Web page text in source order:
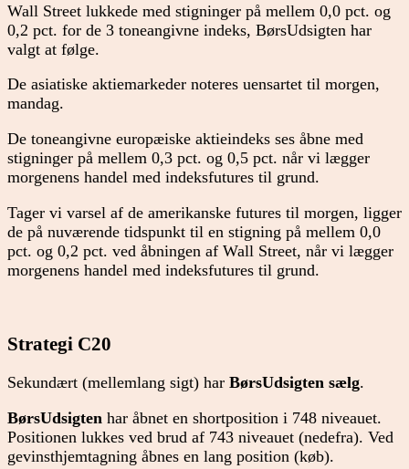
Wall Street lukkede med stigninger på mellem 0,0 pct. og
0,2 pct. for de 3 toneangivne indeks, BørsUdsigten har
valgt at følge.
De asiatiske aktiemarkeder noteres uensartet til morgen,
mandag.
De toneangivne europæiske aktieindeks ses åbne med
stigninger på mellem 0,3 pct. og 0,5 pct. når vi lægger
morgenens handel med indeksfutures til grund.
Tager vi varsel af de amerikanske futures til morgen, ligger
de på nuværende tidspunkt til en stigning på mellem 0,0
pct. og 0,2 pct. ved åbningen af Wall Street, når vi lægger
morgenens handel med indeksfutures til grund.
Strategi C20
Sekundært (mellemlang sigt) har BørsUdsigten sælg.
BørsUdsigten har åbnet en shortposition i 748 niveauet.
Positionen lukkes ved brud af 743 niveauet (nedefra). Ved
gevinsthjemtagning åbnes en lang position (køb).